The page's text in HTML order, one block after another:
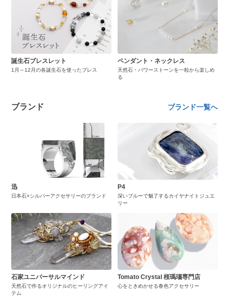
誕生石ブレスレット
1月～12月の各誕生石を使ったブレス
ペンダント・ネックレス
天然石・パワーストーンを一粒から楽しめ
る
ブランド ブランド一覧へ
迅
日本石×シルバーアクセサリーのブランド
P4
深いブルーで魅了するカイヤナイトジュエ
リー
石家ユニバーサルマインド
天然石で作るオリジナルのヒーリングアイ
テム
Tomato Crystal 桜瑪瑙専門店
心をときめかせる春色アクセサリー